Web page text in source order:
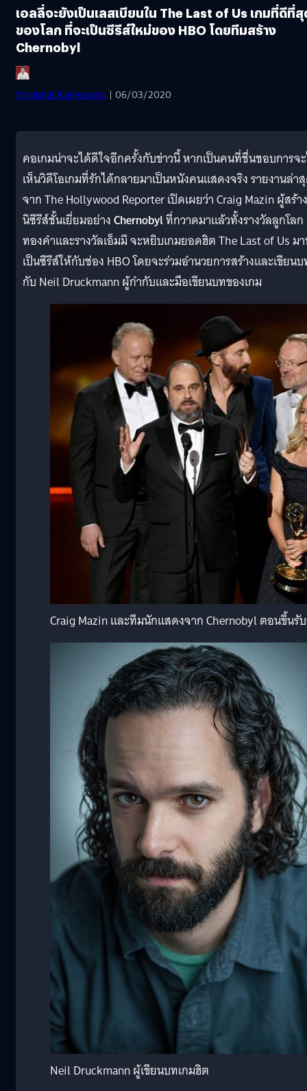
เอลลี่จะยังเป็นเลสเบียนใน The Last of Us เกมที่ดีที่
ของโลก ที่จะเป็นซีรีส์ใหม่ของ HBO โดยทีมสร้าง
Chernobyl
Vinijphat Kanyapong | 06/03/2020
คอเกมน่าจะได้ดีใจอีกครั้งกับข่าวนี้ หากเป็นคนที่ชื่นชอบการจ
เห็นวิดีโอเกมที่รักได้กลายมาเป็นหนังคนแสดงจริง รายงานล่า
จาก The Hollywood Reporter เปิดเผยว่า Craig Mazin ผู้สร้า
นิซีรีส์ชั้นเยี่ยมอย่างChernobylที่กวาดมาแล้วทั้งรางวัลลูกโลก
ทองคำและรางวัลเอ็มมี จะหยิบเกมยอดฮิต The Last of Us ม
เป็นซีรีส์ให้กับช่อง HBO โดยจะร่วมอำนวยการสร้างและเขียน
กับ Neil Druckmann ผู้กำกับและมือเขียนบทของเกม
Craig Mazin และทีมนักแสดงจาก Chernobyl ตอนขึ้นรั
Neil Druckmann ผู้เขียนบทเกมฮิต